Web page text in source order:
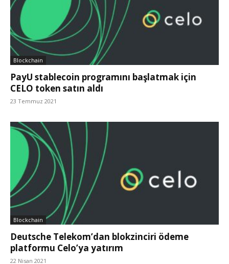
Blockchain
PayU stablecoin programını başlatmak için
CELO token satın aldı
23 Temmuz 2021
Blockchain
Deutsche Telekom’dan blokzinciri ödeme
platformu Celo’ya yatırım
22 Nisan 2021